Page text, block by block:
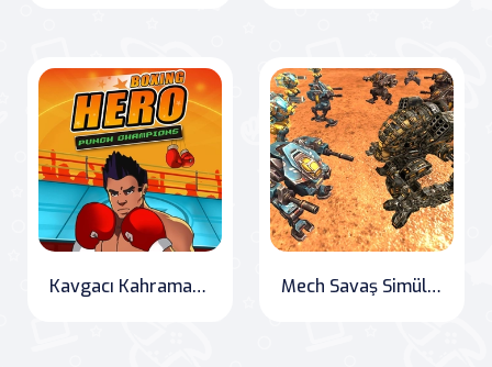
Kavgacı Kahraman: Yumruk Şampiyonları Mech Savaş Simülatörü